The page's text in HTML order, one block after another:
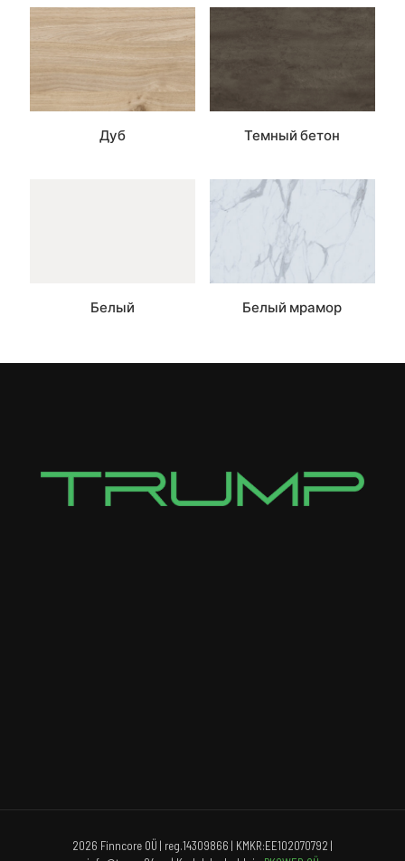
Дуб Темный бетон
Белый Белый мрамор
2026 Finncore OÜ | reg.14309866 | KMKR:EE102070792 |